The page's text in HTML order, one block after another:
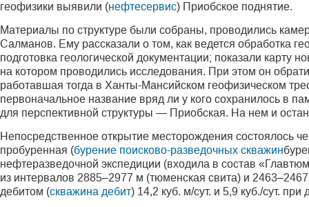
геофизики выявили (нефтесервис) Приобское поднятие.
Материалы по структуре были собраны, проводились
Салманов. Ему рассказали о том, как ведется обработка
подготовка геологической документации; показали карту
на котором проводились исследования. При этом он
работавшая тогда в Ханты-Мансийском геофизическом
первоначальное название вряд ли у кого сохранилось в
для перспективной структуры — Приобская. На нем и
Непосредственное открытие месторождения состоялось
пробуренная (бурение поисково-разведочных скважин
нефтеразведочной экспедиции (входила в состав
из интервалов 2885–2977 м (тюменская свита) и
дебитом (скважина дебит) 14,2 куб. м/сут. и 5,9 куб./сут.